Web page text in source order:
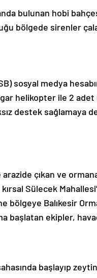
bulunan hobi
bölgede sirenler
sosyal medya
helikopter ile 2 adet
destek sağlamaya
çıkan ve
kırsal Sülecek
bölgeye Balıkesir
başlatan ekipler,
başlayıp